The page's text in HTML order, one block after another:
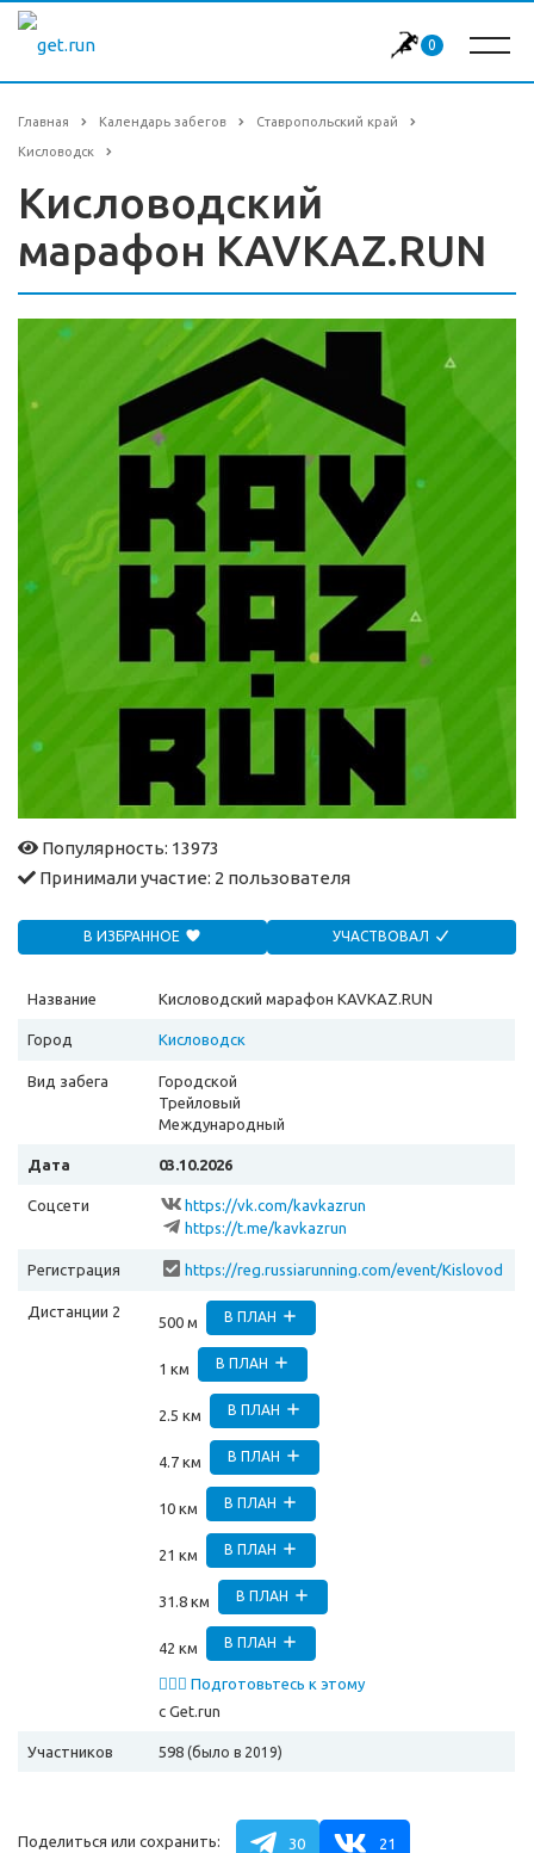
0
Главная Календарь забегов Ставропольский край
Кисловодск
Кисловодский
марафон KAVKAZ.RUN
Популярность: 13973
Принимали участие: 2 пользователя
В ИЗБРАННОЕ УЧАСТВОВАЛ
Название Кисловодский марафон KAVKAZ.RUN
Город Кисловодск
Вид забега
Городской
Трейловый
Международный
Дата 03.10.2026
Соцсети
https://vk.com/kavkazrun
https://t.me/kavkazrun
Регистрация
https://reg.russiarunning.com/event/Kislovod
Дистанции 2
500 м В ПЛАН
1 км В ПЛАН
2.5 км В ПЛАН
4.7 км В ПЛАН
10 км В ПЛАН
21 км В ПЛАН
31.8 км В ПЛАН
42 км В ПЛАН
🏃🏻‍♂️ Подготовьтесь к этому
забегу
с Get.run
Участников 598 (было в 2019)
Поделиться или сохранить: 30 21